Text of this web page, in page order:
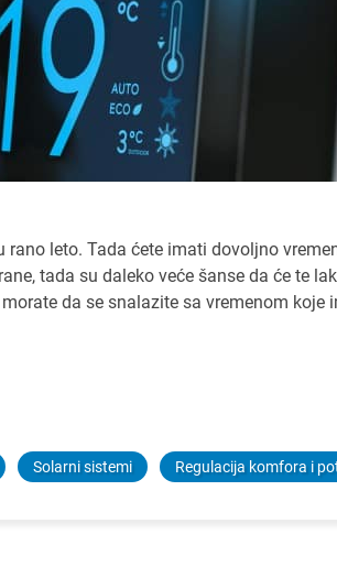
leto. Tada ćete imati dovoljno
tada su daleko veće šanse da će te
da se snalazite sa vremenom koje
Solarni sistemi Regulacija komfora i